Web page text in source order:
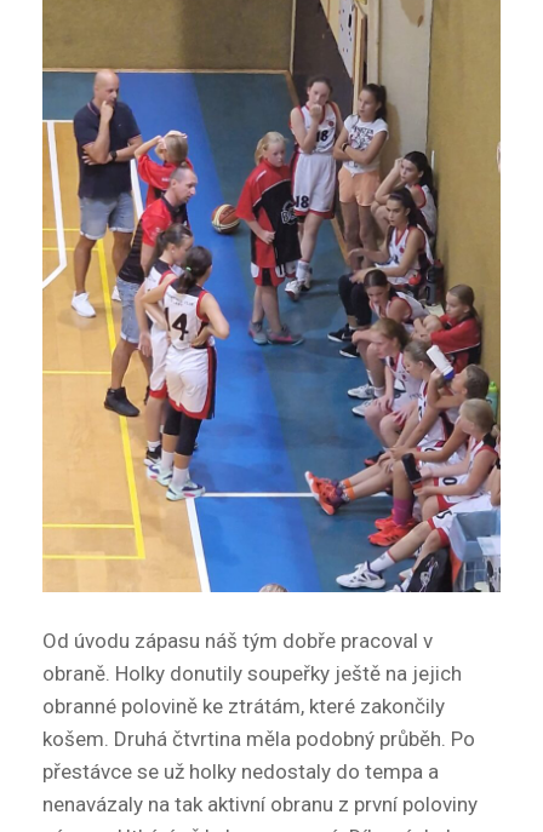
Od úvodu zápasu náš tým dobře pracoval v
obraně. Holky donutily soupeřky ještě na jejich
obranné polovině ke ztrátám, které zakončily
košem. Druhá čtvrtina měla podobný průběh. Po
přestávce se už holky nedostaly do tempa a
nenavázaly na tak aktivní obranu z první poloviny